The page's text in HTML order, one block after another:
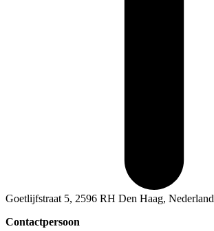
Goetlijfstraat 5, 2596 RH Den Haag, Nederland
Contactpersoon